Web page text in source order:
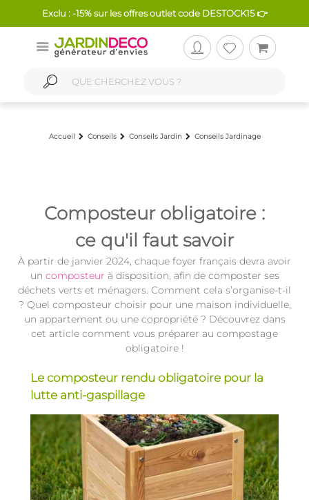
Exclu : -15% sur les offres outlet code DESTOCK15 👉
Accueil Conseils Conseils Jardin Conseils Jardinage
Composteur obligatoire :
ce qu'il faut savoir
À partir de janvier 2024, chaque foyer français devra avoir
un composteur à disposition, afin de composter ses
déchets verts et ménagers. Comment cela s’organise-t-il
? Quel composteur choisir pour une maison individuelle,
un appartement ou une copropriété ? Découvrez dans
cet article comment vous préparer au compostage
obligatoire !
Le composteur rendu obligatoire pour la
lutte anti-gaspillage